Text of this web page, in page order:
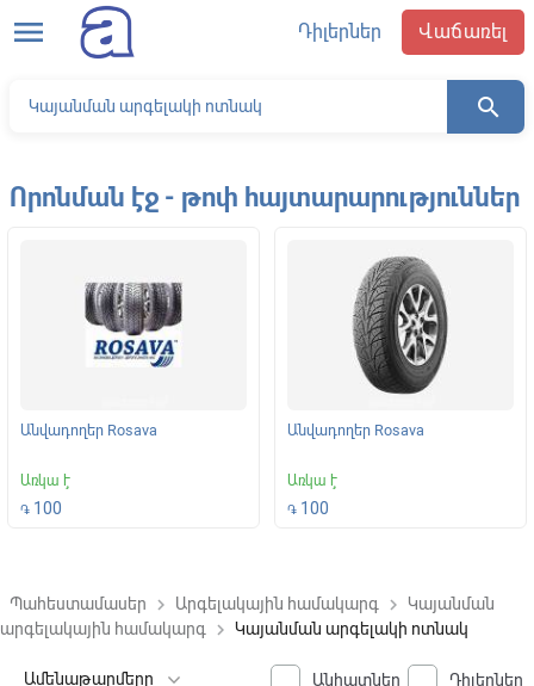
menu Դիլերներ Վաճառել
search
Որոնման էջ - թոփ հայտարարություններ
Անվադողեր Rosava
Առկա է
֏ 100
Անվադողեր Rosava
Առկա է
֏ 100
Պահեստամասեր keyboard_arrow_right Արգելակային համակարգ keyboard_arrow_right
Կայանման
արգելակային համակարգ
keyboard_arrow_right Կայանման արգելակի ոտնակ
Անհատներ Դիլերներ